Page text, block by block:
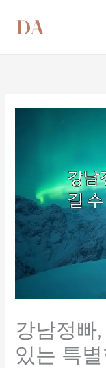
강남정빠
있는 특